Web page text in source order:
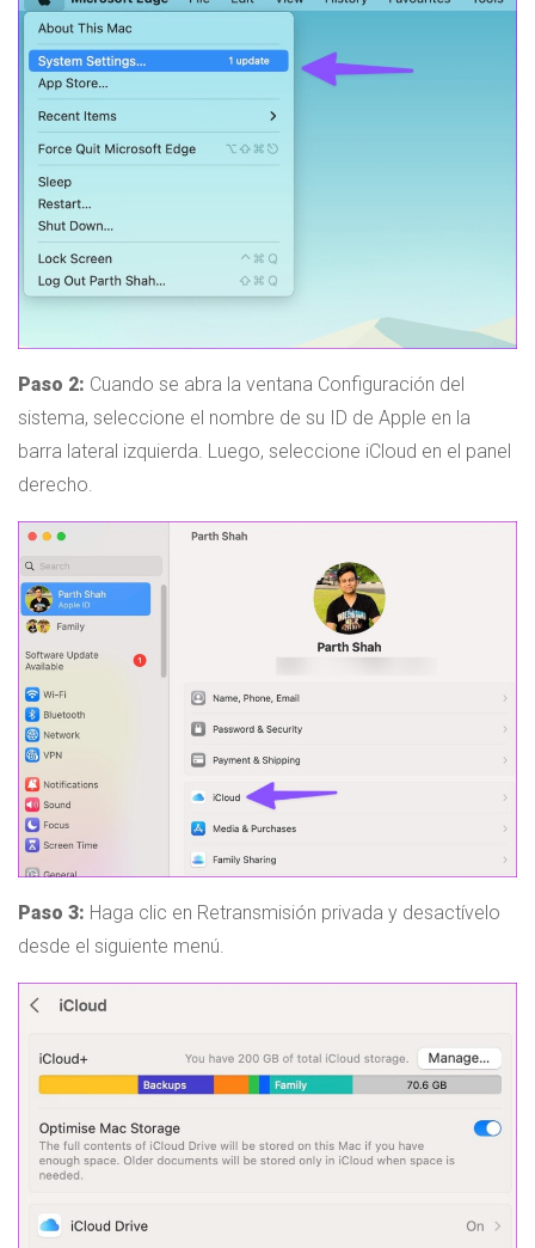
Paso 2: Cuando se abra la ventana Configuración del
sistema, seleccione el nombre de su ID de Apple en la
barra lateral izquierda. Luego, seleccione iCloud en el panel
derecho.
Paso 3: Haga clic en Retransmisión privada y desactívelo
desde el siguiente menú.